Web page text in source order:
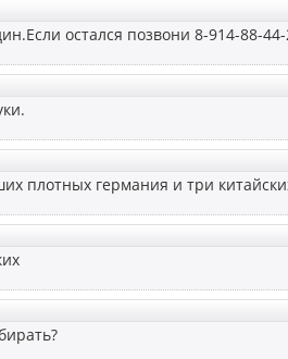
остался позвони 8-914-88-
плотных германия и три